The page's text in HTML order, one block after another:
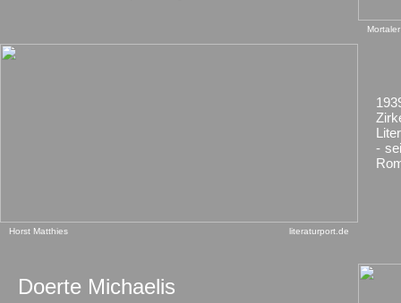
-
Horst Matthies literaturport.de
Doerte Michaelis